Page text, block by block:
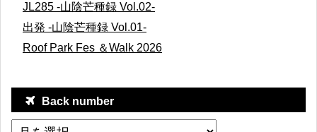
JL285 -山陰芒種録 Vol.02-
出発 -山陰芒種録 Vol.01-
Roof Park Fes ＆Walk 2026
Back number